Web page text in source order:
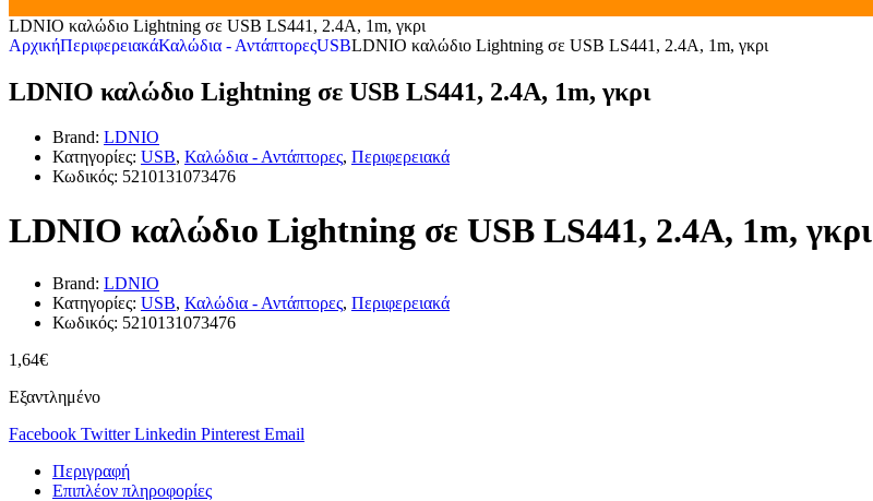
LDNIO καλώδιο Lightning σε USB LS441, 2.4A, 1m, γκρι
ΑρχικήΠεριφερειακάΚαλώδια - ΑντάπτορεςUSBLDNIO καλώδιο Lightning σε USB LS441, 2.4A, 1m, γκρι
LDNIO καλώδιο Lightning σε USB LS441, 2.4A, 1m, γκρι
Brand: LDNIO
Κατηγορίες: USB, Καλώδια - Αντάπτορες, Περιφερειακά
Κωδικός: 5210131073476
LDNIO καλώδιο Lightning σε USB LS441, 2.4A, 1m, γκρι
Brand: LDNIO
Κατηγορίες: USB, Καλώδια - Αντάπτορες, Περιφερειακά
Κωδικός: 5210131073476
1,64€
Εξαντλημένο
Facebook Twitter Linkedin Pinterest Email
Περιγραφή
Επιπλέον πληροφορίες